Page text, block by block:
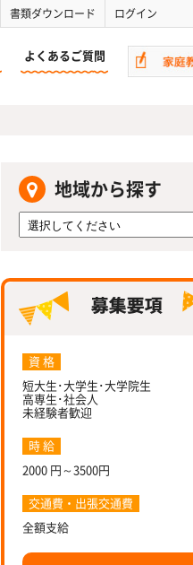
書類ダウンロード ログイン
よくあるご質問
地域から探す
資 格
短大生･大学生･大学院生
高専生･社会人
未経験者歓迎
時 給
2000 円～3500円
交通費・出張交通費
全額支給